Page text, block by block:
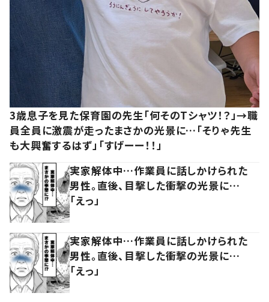
3歳息子を見た保育園の先生「何そのTシャツ！？」→職
員全員に激震が走ったまさかの光景に…「そりゃ先生
も大興奮するはず」「すげーー！！」
実家解体中…作業員に話しかけられた
男性。直後、目撃した衝撃の光景に…
「えっ」
実家解体中…作業員に話しかけられた
男性。直後、目撃した衝撃の光景に…
「えっ」